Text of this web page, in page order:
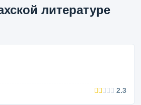
литературе
2.3